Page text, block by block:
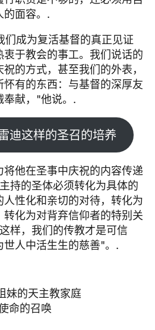
的面容。.
们成为复活基督的真正见证
衷于教会的事工。我们说话的
的方式，甚至我们的外表，
有的东西：与基督的深厚友
奉献，"他说。.
迪这样的圣召的培养
他在圣事中庆祝的内容传递
持的圣体必须转化为具体的
性化和亲切的对待，转化为
化为对背弃信仰者的特别关
样，我们的传教才是可信
世人中活生生的慈善"。.
妹的天主教家庭
命的召唤